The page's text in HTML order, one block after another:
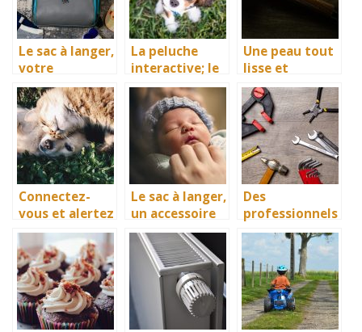
Le sac à langer,
votre
partenaire
confort dans
vos sorties
avec bébé
La peluche
interactive; le
meilleur
cadeau pour
votre enfant
Une peau tout
lisse et
immaculée,
avec l’épilation
Connectez-
vous et alertez
au plus vite
pour sauver
vos animaux!
Le sac à langer,
un accessoire
pour votre
Des
professionnels
de la
climatisation